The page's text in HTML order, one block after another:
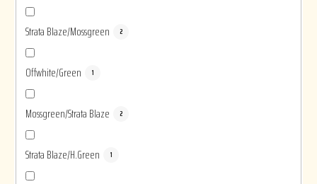
Strata Blaze/Mossgreen 2
Offwhite/Green 1
Mossgreen/Strata Blaze 2
Strata Blaze/H.Green 1